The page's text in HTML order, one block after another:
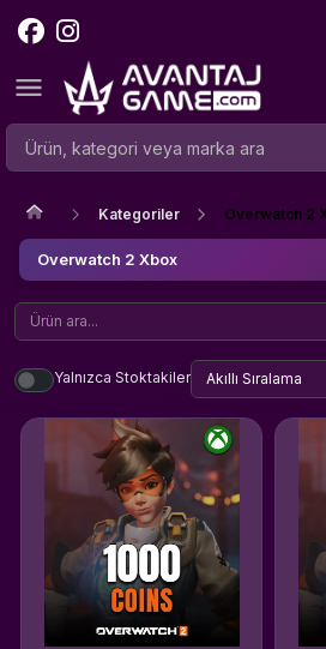
Kategoriler Overwatch 2
Overwatch 2 Xbox
Yalnızca Stoktakiler